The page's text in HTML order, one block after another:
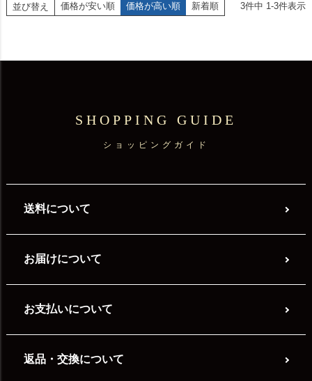
並び替え 価格が安い順 価格が高い順 新着順 3件中 1-3件表示
SHOPPING GUIDE
ショッピングガイド
送料について
お届けについて
お支払いについて
返品・交換について